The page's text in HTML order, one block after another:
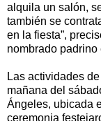
alquila un salón,
también se
en la fiesta”,
nombrado
Las actividades
mañana del
Ángeles, ubicada
ceremonia